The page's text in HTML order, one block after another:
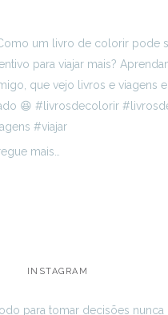
mais…
INSTAGRAM
para tomar decisões nunca